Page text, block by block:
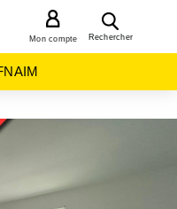
Rechercher
Mon compte